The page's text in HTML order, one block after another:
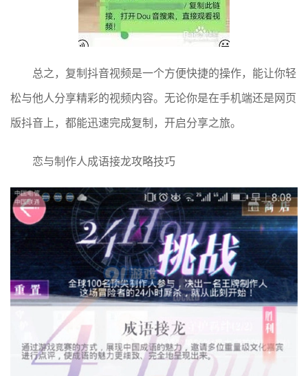
总之，复制抖音视频是一个方便快捷的操作，能让你轻
松与他人分享精彩的视频内容。无论你是在手机端还是网页
版抖音上，都能迅速完成复制，开启分享之旅。
恋与制作人成语接龙攻略技巧